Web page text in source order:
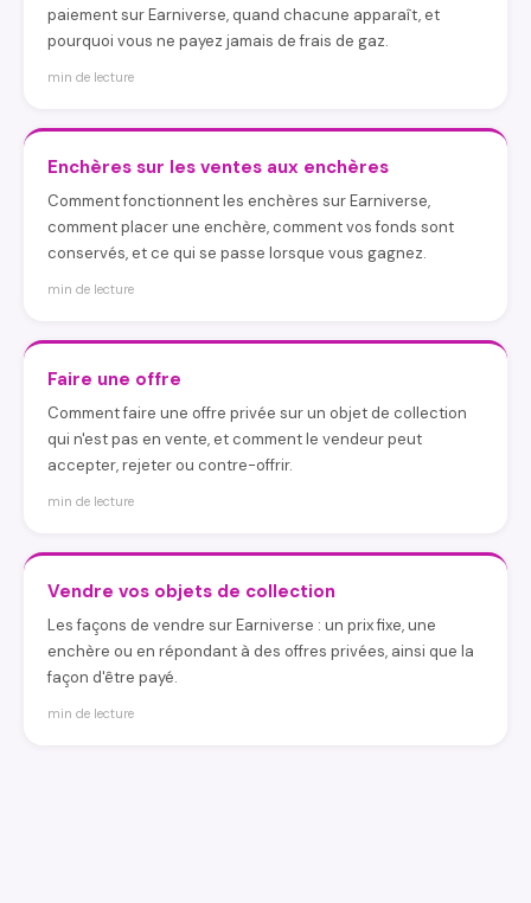
paiement sur Earniverse, quand chacune apparaît, et
pourquoi vous ne payez jamais de frais de gaz.
min de lecture
Enchères sur les ventes aux enchères
Comment fonctionnent les enchères sur Earniverse,
comment placer une enchère, comment vos fonds sont
conservés, et ce qui se passe lorsque vous gagnez.
min de lecture
Faire une offre
Comment faire une offre privée sur un objet de collection
qui n'est pas en vente, et comment le vendeur peut
accepter, rejeter ou contre-offrir.
min de lecture
Vendre vos objets de collection
Les façons de vendre sur Earniverse : un prix fixe, une
enchère ou en répondant à des offres privées, ainsi que la
façon d'être payé.
min de lecture